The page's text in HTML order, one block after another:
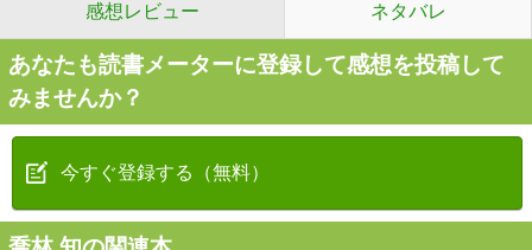
感想レビュー ネタバレ
あなたも読書メーターに登録して感想を投稿して
みませんか？
今すぐ登録する（無料）